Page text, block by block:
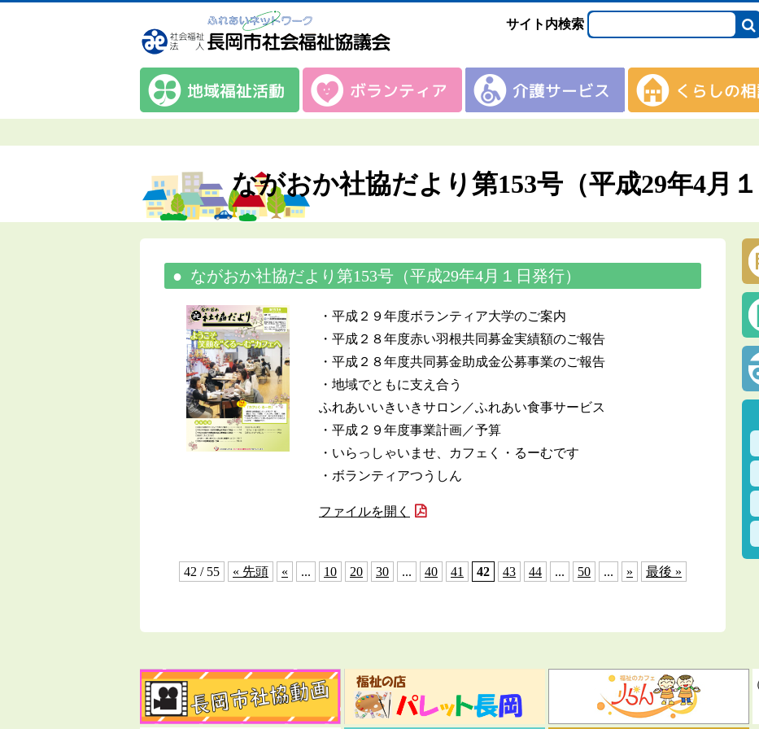
サイト内検索
ながおか社協だより第153号（平成29年4月
ながおか社協だより第153号（平成29年4月１日発行）
・平成２９年度ボランティア大学のご案内
・平成２８年度赤い羽根共同募金実績額のご報告
・平成２８年度共同募金助成金公募事業のご報告
・地域でともに支え合う
ふれあいいきいきサロン／ふれあい食事サービス
・平成２９年度事業計画／予算
・いらっしゃいませ、カフェく・るーむです
・ボランティアつうしん
ファイルを開く
42 / 55 « 先頭 « ... 10 20 30 ... 40 41 42 43 44 ... 50 ... » 最後 »